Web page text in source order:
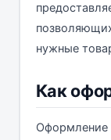
нужные
Как
Оформление